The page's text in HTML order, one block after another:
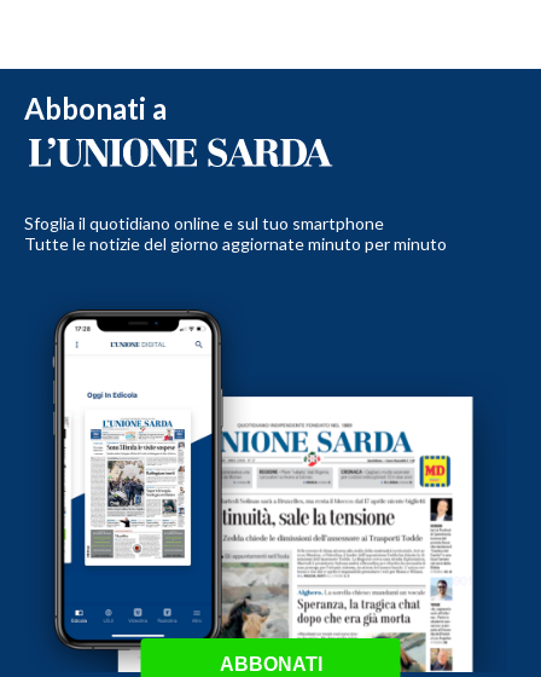
Abbonati a
Sfoglia il quotidiano online e sul tuo smartphone
Tutte le notizie del giorno aggiornate minuto per minuto
ABBONATI